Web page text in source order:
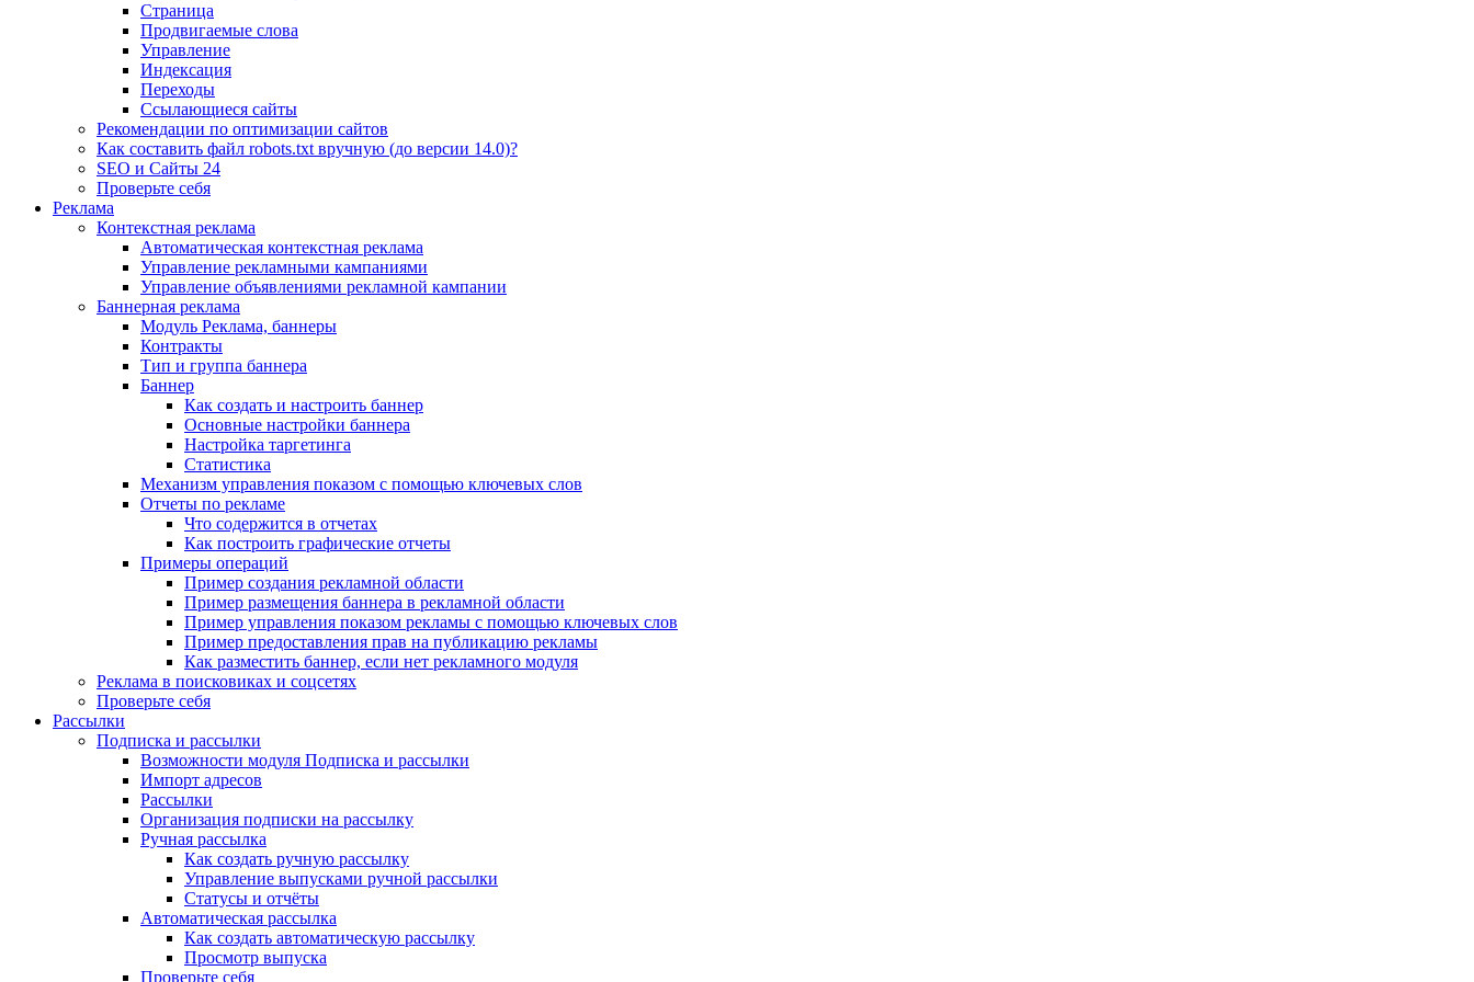
Страница
Продвигаемые слова
Управление
Индексация
Переходы
Ссылающиеся сайты
Рекомендации по оптимизации сайтов
Как составить файл robots.txt вручную (до версии 14.0)?
SEO и Сайты 24
Проверьте себя
Реклама
Контекстная реклама
Автоматическая контекстная реклама
Управление рекламными кампаниями
Управление объявлениями рекламной кампании
Баннерная реклама
Модуль Реклама, баннеры
Контракты
Тип и группа баннера
Баннер
Как создать и настроить баннер
Основные настройки баннера
Настройка таргетинга
Статистика
Механизм управления показом с помощью ключевых слов
Отчеты по рекламе
Что содержится в отчетах
Как построить графические отчеты
Примеры операций
Пример создания рекламной области
Пример размещения баннера в рекламной области
Пример управления показом рекламы с помощью ключевых слов
Пример предоставления прав на публикацию рекламы
Как разместить баннер, если нет рекламного модуля
Реклама в поисковиках и соцсетях
Проверьте себя
Рассылки
Подписка и рассылки
Возможности модуля Подписка и рассылки
Импорт адресов
Рассылки
Организация подписки на рассылку
Ручная рассылка
Как создать ручную рассылку
Управление выпусками ручной рассылки
Статусы и отчёты
Автоматическая рассылка
Как создать автоматическую рассылку
Просмотр выпуска
Проверьте себя